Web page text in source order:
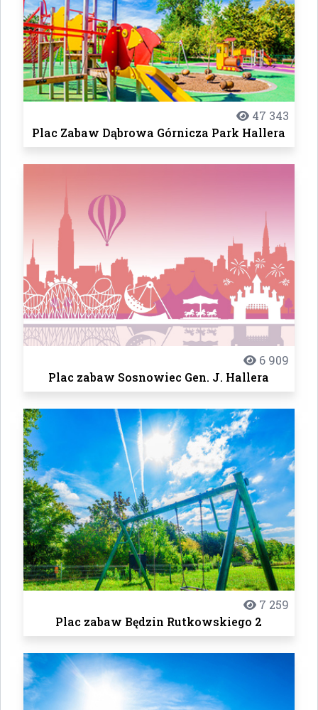
47 343
Plac Zabaw Dąbrowa Górnicza Park Hallera
6 909
Plac zabaw Sosnowiec Gen. J. Hallera
7 259
Plac zabaw Będzin Rutkowskiego 2